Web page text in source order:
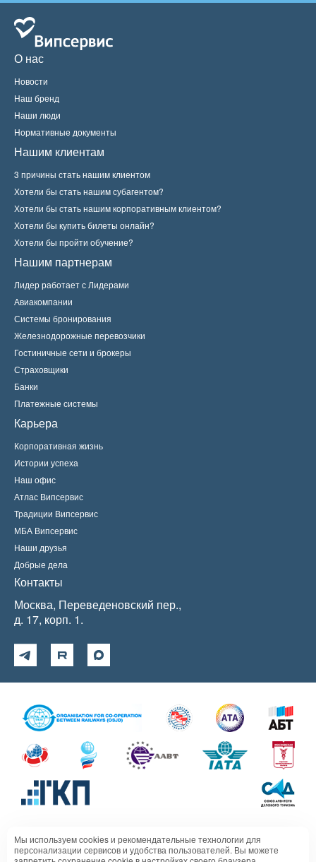
О нас
Новости
Наш бренд
Наши люди
Нормативные документы
Нашим клиентам
3 причины стать нашим клиентом
Хотели бы стать нашим субагентом?
Хотели бы стать нашим корпоративным клиентом?
Хотели бы купить билеты онлайн?
Хотели бы пройти обучение?
Нашим партнерам
Лидер работает с Лидерами
Авиакомпании
Системы бронирования
Железнодорожные перевозчики
Гостиничные сети и брокеры
Страховщики
Банки
Платежные системы
Карьера
Корпоративная жизнь
Истории успеха
Наш офис
Атлас Випсервис
Традиции Випсервис
МБА Випсервис
Наши друзья
Добрые дела
Контакты
Москва, Переведеновский пер.,
д. 17, корп. 1.
Политика в отношении обработки персональных данных
Мы используем cookies и рекомендательные технологии для
персонализации сервисов и удобства пользователей. Вы можете